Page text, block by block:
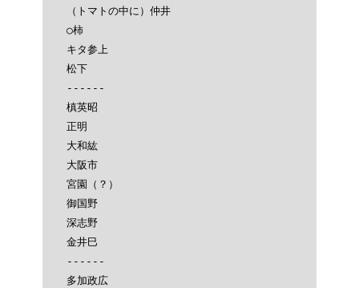
（トマトの中に）仲井
○柿
キタ参上
松下
------
槙英昭
正明
大和紘
大阪市
宮園（？）
御国野
深志野
金井巳
------
多加政広